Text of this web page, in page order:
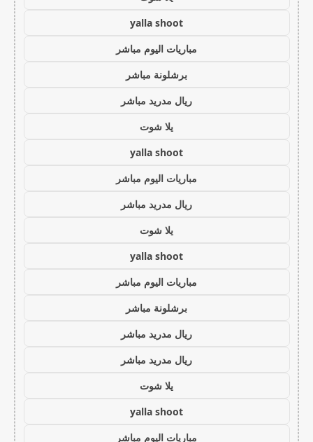
yalla shoot
مباريات اليوم مباشر
برشلونة مباشر
ريال مدريد مباشر
يلا شوت
yalla shoot
مباريات اليوم مباشر
ريال مدريد مباشر
يلا شوت
yalla shoot
مباريات اليوم مباشر
برشلونة مباشر
ريال مدريد مباشر
ريال مدريد مباشر
يلا شوت
yalla shoot
مباريات اليوم مباشر